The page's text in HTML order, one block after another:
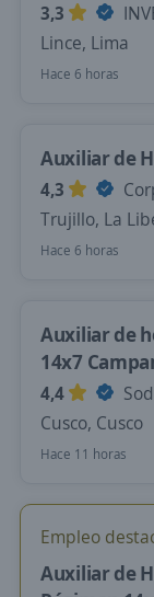
3,3
Lince, Lima
Hace 6 horas
Auxiliar de
4,3
Trujillo, La
Hace 6 horas
Auxiliar de
14x7
4,4
Cusco, Cusco
Hace 11 horas
Empleo
Auxiliar de